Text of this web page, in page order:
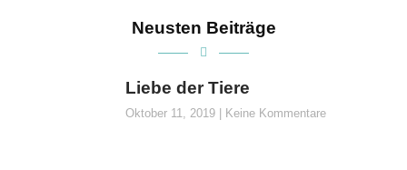
Neusten Beiträge
Liebe der Tiere
Oktober 11, 2019 Keine Kommentare